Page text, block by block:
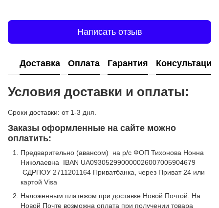
Написать отзыв
Доставка Оплата Гарантия Консультация
Условия доставки и оплаты:
Сроки доставки: от 1-3 дня.
Заказы оформленные на сайте можно
оплатить:
Предварительно (авансом) на р/с ФОП Тихонова Нонна
Николаевна IBAN UA093052990000026007005904679
ЄДРПОУ 2711201164 Приватбанка, через Приват 24 или
картой Visa
Наложенным платежом при доставке Новой Почтой. На
Новой Почте возможна оплата при получении товара